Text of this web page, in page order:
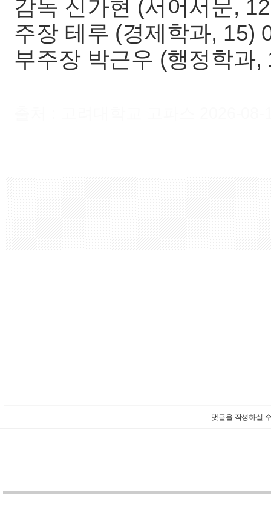
감독 신가현 (서어서문,
주장 테루 (경제학과, 15)
부주장 박근우 (행정학과
댓글을 작성하실